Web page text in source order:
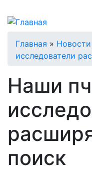
Строка
навигации
Главная Новости
исследователи
Наши
поиск